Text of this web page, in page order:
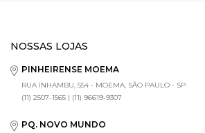
NOSSAS LOJAS
PINHEIRENSE MOEMA
RUA INHAMBU, 554 - MOEMA, SÃO PAULO - SP
(11) 2507-1565 | (11) 96619-9307
PQ. NOVO MUNDO